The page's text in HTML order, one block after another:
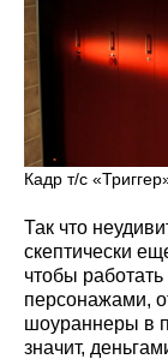
Кадр т/с
Так что
скептически
чтобы
персонажами,
шоураннеры в
значит,